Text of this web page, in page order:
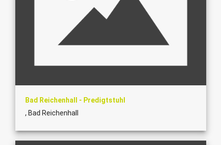
Bad Reichenhall - Predigtstuhl
, Bad Reichenhall